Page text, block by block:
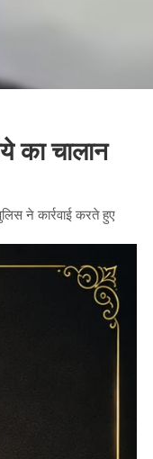
का चालान
ने कार्रवाई करते हुए